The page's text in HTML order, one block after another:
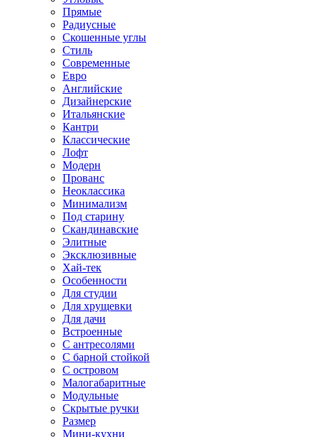
Прямые
Радиусные
Скошенные углы
Стиль
Современные
Евро
Английские
Дизайнерские
Итальянские
Кантри
Классические
Лофт
Модерн
Прованс
Неоклассика
Минимализм
Под старину
Скандинавские
Элитные
Эксклюзивные
Хай-тек
Особенности
Для студии
Для хрущевки
Для дачи
Встроенные
С антресолями
С барной стойкой
С островом
Малогабаритные
Модульные
Скрытые ручки
Размер
Мини-кухни